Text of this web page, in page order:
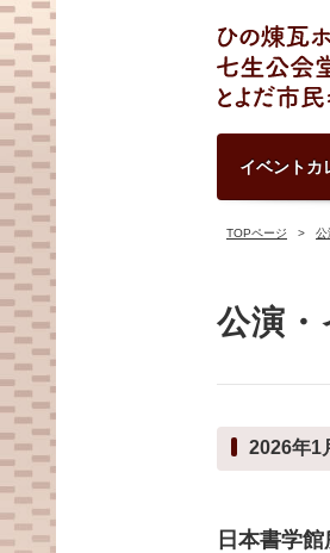
イベントカ
TOPページ 公
公演・
2026年1
日本書学